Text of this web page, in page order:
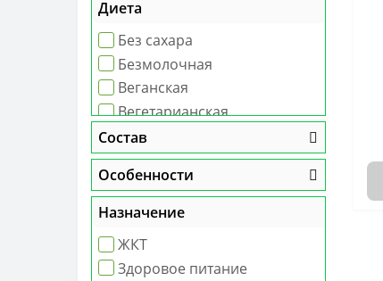
Диета
Без сахара
Безмолочная
Веганская
Вегетарианская
Высокобелковая
Состав
Особенности
Назначение
ЖКТ
Здоровое питание